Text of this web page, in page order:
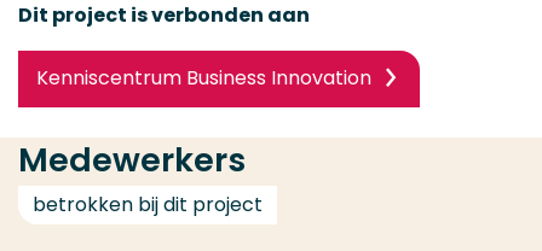
Dit project is verbonden aan
Kenniscentrum Business Innovation
Medewerkers
betrokken bij dit project